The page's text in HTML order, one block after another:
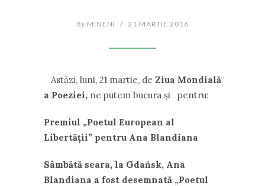
By MINENI / 21 MARTIE 2016
Astăzi, luni, 21 martie, de Ziua Mondială
a Poeziei, ne putem bucura şi pentru:
Premiul „Poetul European al
Libertății” pentru Ana Blandiana
Sâmbătă seara, la Gdańsk, Ana
Blandiana a fost desemnată „Poetul